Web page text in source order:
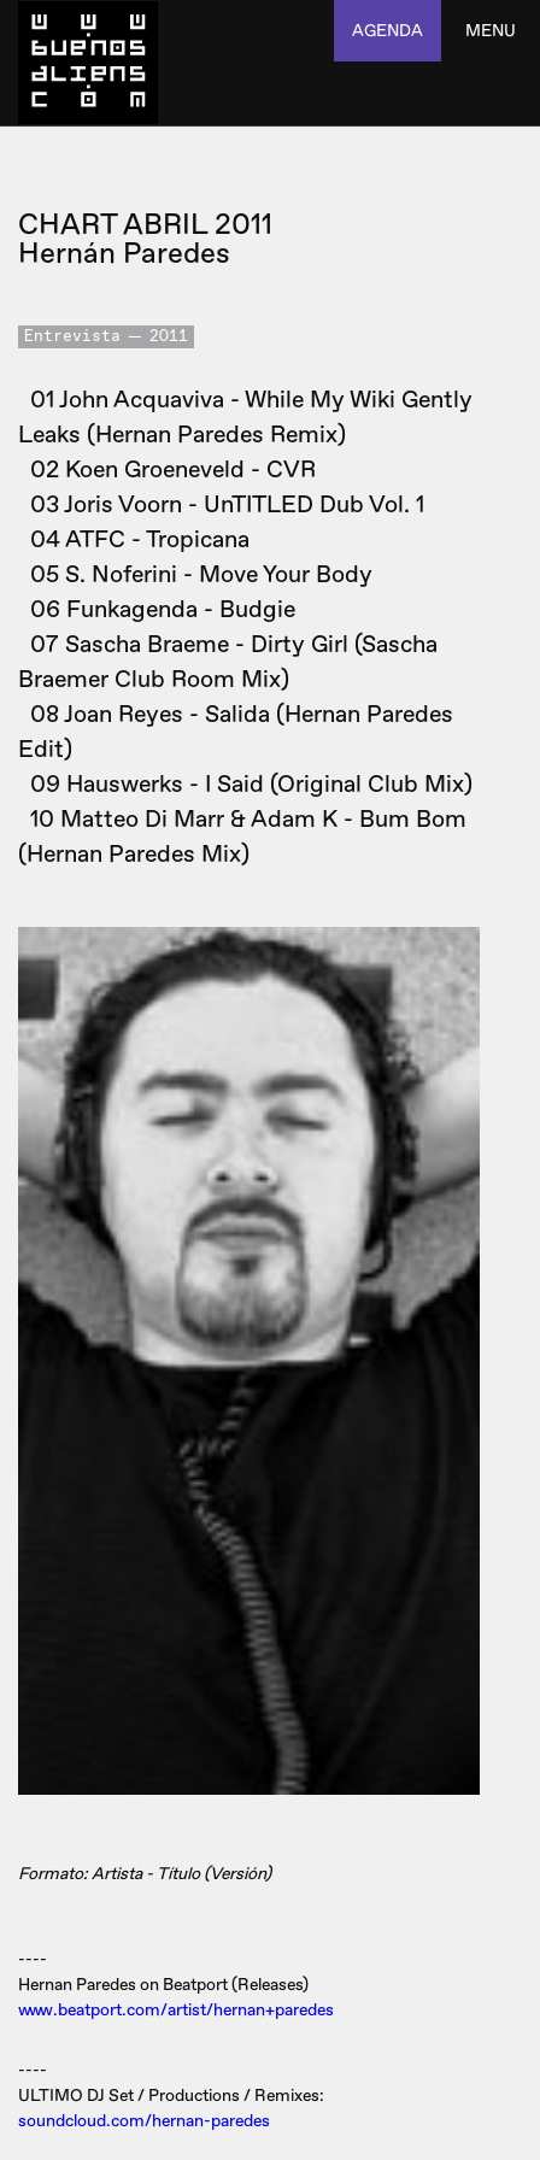
AGENDA MENU
CHART ABRIL 2011
Hernán Paredes
Entrevista 2011
01 John Acquaviva - While My Wiki Gently
Leaks (Hernan Paredes Remix)
02 Koen Groeneveld - CVR
03 Joris Voorn - UnTITLED Dub Vol. 1
04 ATFC - Tropicana
05 S. Noferini - Move Your Body
06 Funkagenda - Budgie
07 Sascha Braeme - Dirty Girl (Sascha
Braemer Club Room Mix)
08 Joan Reyes - Salida (Hernan Paredes
Edit)
09 Hauswerks - I Said (Original Club Mix)
10 Matteo Di Marr & Adam K - Bum Bom
(Hernan Paredes Mix)
Formato: Artista - Título (Versión)
----
Hernan Paredes on Beatport (Releases)
www.beatport.com/artist/hernan+paredes
----
ULTIMO DJ Set / Productions / Remixes:
soundcloud.com/hernan-paredes